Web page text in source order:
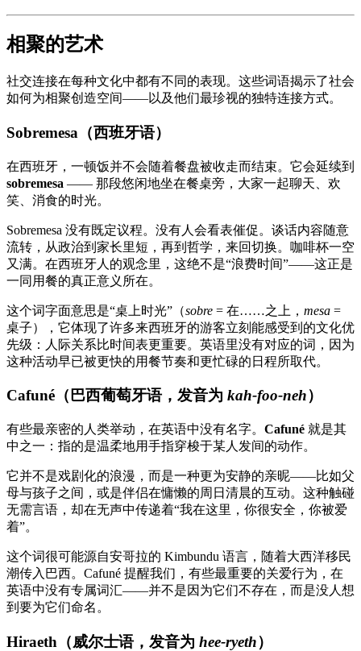
相聚的艺术
社交连接在每种文化中都有不同的表现。这些词语揭示了社会
如何为相聚创造空间——以及他们最珍视的独特连接方式。
Sobremesa（西班牙语）
在西班牙，一顿饭并不会随着餐盘被收走而结束。它会延续到
sobremesa —— 那段悠闲地坐在餐桌旁，大家一起聊天、欢
笑、消食的时光。
Sobremesa 没有既定议程。没有人会看表催促。谈话内容随意
流转，从政治到家长里短，再到哲学，来回切换。咖啡杯一空
又满。在西班牙人的观念里，这绝不是“浪费时间”——这正是
一同用餐的真正意义所在。
这个词字面意思是“桌上时光”（sobre = 在……之上， mesa =
桌子），它体现了许多来西班牙的游客立刻能感受到的文化优
先级：人际关系比时间表更重要。英语里没有对应的词，因为
这种活动早已被更快的用餐节奏和更忙碌的日程所取代。
Cafuné（巴西葡萄牙语，发音为 kah-foo-neh）
有些最亲密的人类举动，在英语中没有名字。 Cafuné 就是其
中之一：指的是温柔地用手指穿梭于某人发间的动作。
它并不是戏剧化的浪漫，而是一种更为安静的亲昵——比如父
母与孩子之间，或是伴侣在慵懒的周日清晨的互动。这种触碰
无需言语，却在无声中传递着“我在这里，你很安全，你被爱
着”。
这个词很可能源自安哥拉的 Kimbundu 语言，随着大西洋移民
潮传入巴西。Cafuné 提醒我们，有些最重要的关爱行为，在
英语中没有专属词汇——并不是因为它们不存在，而是没人想
到要为它们命名。
Hiraeth（威尔士语，发音为 hee-ryeth）